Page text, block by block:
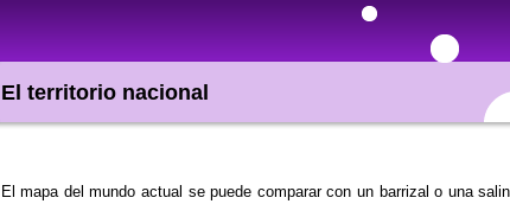
El territorio nacional
El mapa del mundo actual se puede comparar con un barrizal o una